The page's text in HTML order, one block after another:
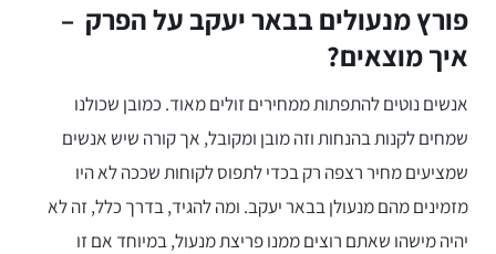
פורץ מנעולים בבאר יעקב על הפרק –
איך מוצאים?
אנשים נוטים להתפתות ממחירים זולים מאוד. כמובן שכולנו
שמחים לקנות בהנחות וזה מובן ומקובל, אך קורה שיש אנשים
שמציעים מחיר רצפה רק בכדי לתפוס לקוחות שככה לא היו
מזמינים מהם מנעולן בבאר יעקב. ומה להגיד, בדרך כלל, זה לא
יהיה מישהו שאתם רוצים ממנו פריצת מנעול, במיוחד אם זו